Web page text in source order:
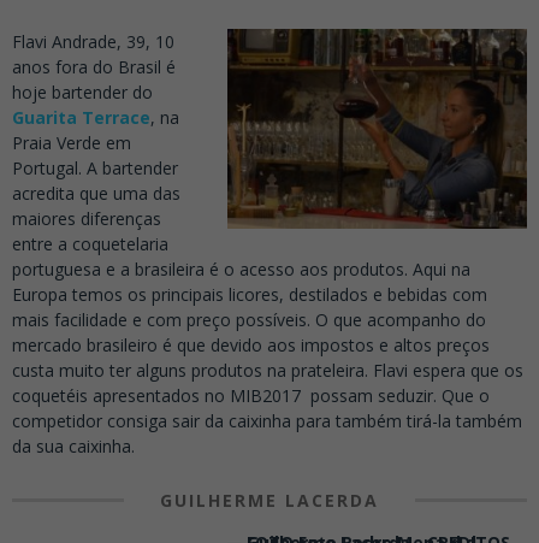
Flavi Andrade, 39, 10
anos fora do Brasil é
hoje bartender do
Guarita Terrace, na
Praia Verde em
Portugal. A bartender
acredita que uma das
maiores diferenças
entre a coquetelaria
portuguesa e a brasileira é o acesso aos produtos. Aqui na
Europa temos os principais licores, destilados e bebidas com
mais facilidade e com preço possíveis. O que acompanho do
mercado brasileiro é que devido aos impostos e altos preços
custa muito ter alguns produtos na prateleira. Flavi espera que os
coquetéis apresentados no MIB2017 possam seduzir. Que o
competidor consiga sair da caixinha para também tirá-la também
da sua caixinha.
GUILHERME LACERDA